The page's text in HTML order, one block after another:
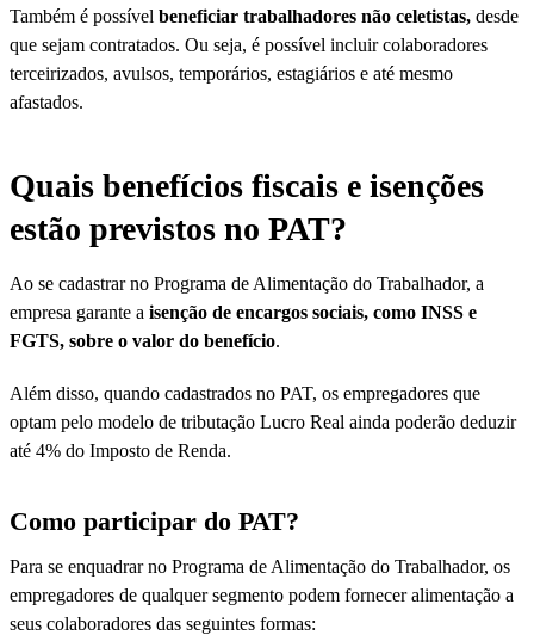
Também é possível beneficiar trabalhadores não celetistas, desde
que sejam contratados. Ou seja, é possível incluir colaboradores
terceirizados, avulsos, temporários, estagiários e até mesmo
afastados.
Quais benefícios fiscais e isenções
estão previstos no PAT?
Ao se cadastrar no Programa de Alimentação do Trabalhador, a
empresa garante a isenção de encargos sociais, como INSS e
FGTS, sobre o valor do benefício.
Além disso, quando cadastrados no PAT, os empregadores que
optam pelo modelo de tributação Lucro Real ainda poderão deduzir
até 4% do Imposto de Renda.
Como participar do PAT?
Para se enquadrar no Programa de Alimentação do Trabalhador, os
empregadores de qualquer segmento podem fornecer alimentação a
seus colaboradores das seguintes formas: